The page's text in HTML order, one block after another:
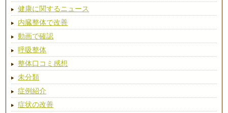
健康に関するニュース
内臓整体で改善
動画で確認
呼吸整体
整体口コミ感想
未分類
症例紹介
症状の改善